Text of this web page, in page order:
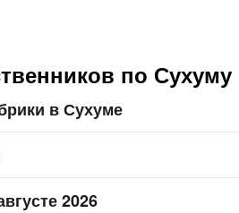
по
в Сухуме
2026